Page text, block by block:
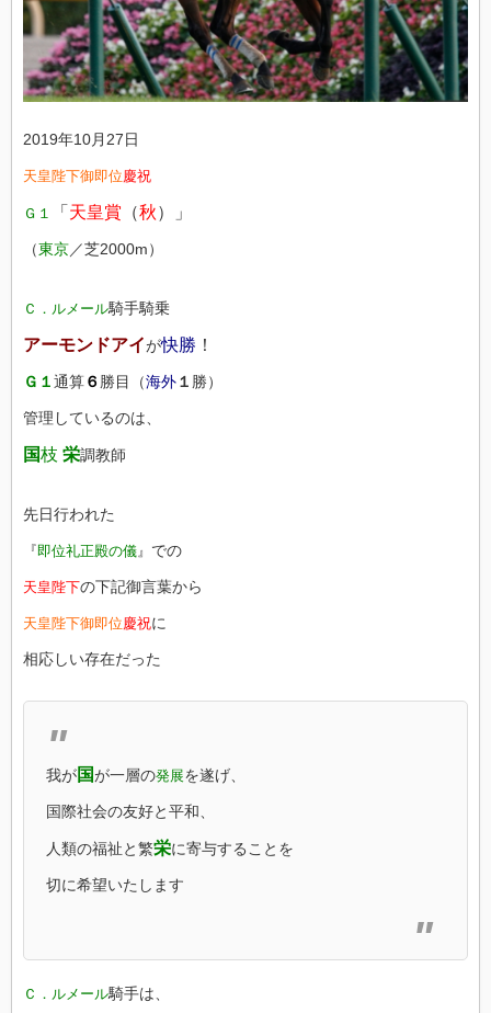
2019年10月27日
天皇陛下御即位慶祝
Ｇ１ 「 天皇賞 （秋）」
（東京／芝2000m）
Ｃ．ルメール騎手騎乗
アーモンドアイが快勝 ！
Ｇ１通算６ 勝目（海外１ 勝）
管理しているのは、
国枝 栄調教師
先日行われた
『即位礼正殿の儀 』 での
天皇陛下の下記御言葉から
天皇陛下御即位慶祝に
相応しい存在だった
我が国が一層の発展を遂げ、
国際社会の友好と平和、
人類の福祉と繁栄に寄与することを
切に希望いたします
Ｃ．ルメール騎手は、